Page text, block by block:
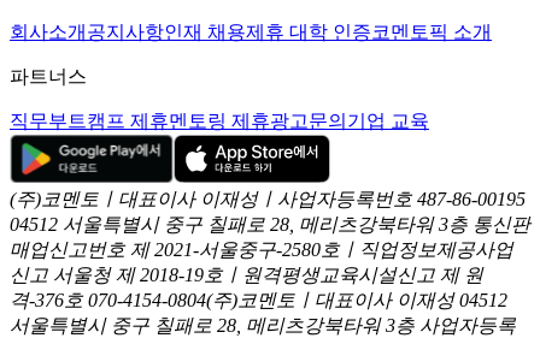
회사소개 공지사항인재 채용제휴 대학 인증코멘토픽 소개
파트너스
직무부트캠프 제휴멘토링 제휴광고문의 기업 교육
(주)코멘토ㅣ대표이사 이재성ㅣ사업자등록번호 487-86-00195
04512 서울특별시 중구 칠패로 28, 메리츠강북타워 3층 통신판
매업신고번호 제 2021-서울중구-2580호ㅣ직업정보제공사업
신고 서울청 제 2018-19호ㅣ원격평생교육시설신고 제 원
격-376호 070-4154-0804(주)코멘토ㅣ대표이사 이재성 04512
서울특별시 중구 칠패로 28, 메리츠강북타워 3층 사업자등록